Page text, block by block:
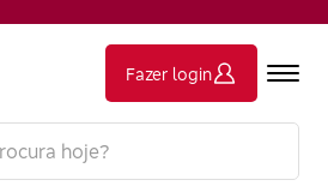
Fazer login